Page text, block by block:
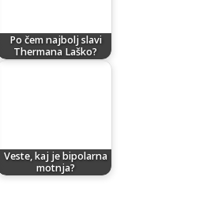
Po čem najbolj slavi
Thermana Laško?
Veste, kaj je bipolarna
motnja?